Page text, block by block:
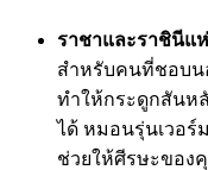
ราชาและราชินีแห่
สำหรับคนที่ชอบน
ทำให้กระดูกสันห
ได้ หมอนรุ่นเวอร์
ช่วยให้ศีรษะของ